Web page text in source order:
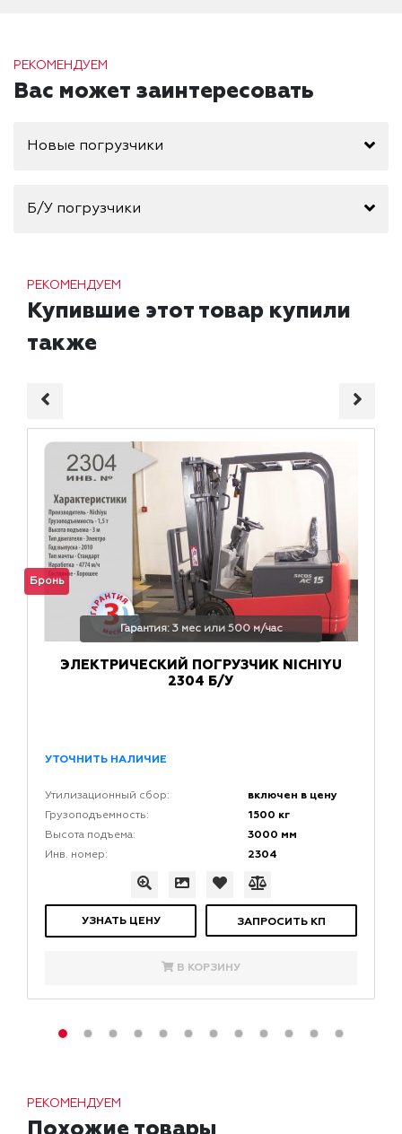
РЕКОМЕНДУЕМ
Вас может заинтересовать
Новые погрузчики
Б/У погрузчики
РЕКОМЕНДУЕМ
Купившие этот товар купили
также
Бронь
Гарантия: 3 мес или 500 м/час
ЭЛЕКТРИЧЕСКИЙ ПОГРУЗЧИК NICHIYU
2304 Б/У
УТОЧНИТЬ НАЛИЧИЕ
Утилизационный сбор: включен в цену
Грузоподъемность: 1500 кг
Высота подъема: 3000 мм
Инв. номер: 2304
УЗНАТЬ ЦЕНУ ЗАПРОСИТЬ КП
В КОРЗИНУ
РЕКОМЕНДУЕМ
Похожие товары